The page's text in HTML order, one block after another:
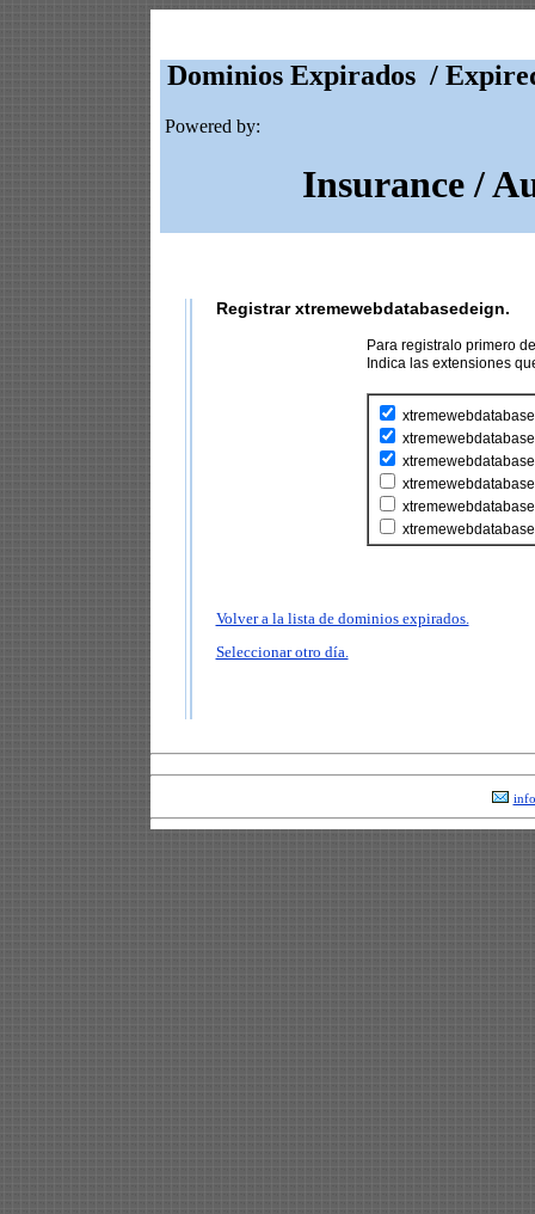
Dominios Expirados /
Powered by:
Insurance /
Registrar xtremewebdatabasedeign.
Para registralo primero
Indica las extensiones
Volver a la lista de dominios expirados.
Seleccionar otro día.